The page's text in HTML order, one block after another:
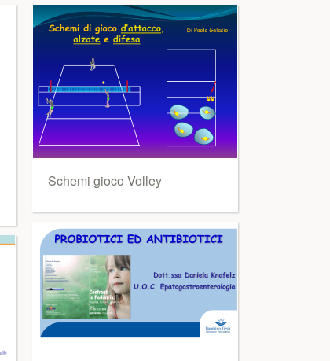
Schemi gioco Volley